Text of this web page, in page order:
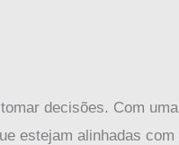
decisões. Com
estejam alinhadas